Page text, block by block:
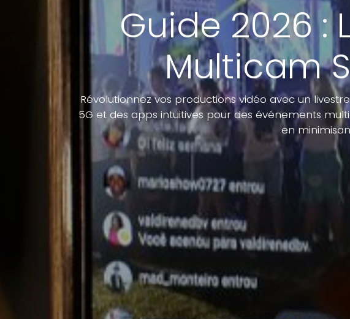
Guide 2026 :
Multicam
Révolutionnez vos productions vidéo avec un
5G et des apps intuitives pour des événements
en